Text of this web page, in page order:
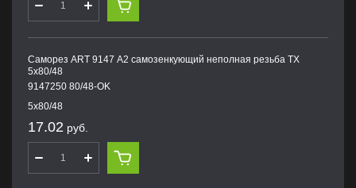
Саморез ART 9147 А2 самозенкующий неполная резьба TX
5х80/48
9147250 80/48-OK
5х80/48
17.02 руб.